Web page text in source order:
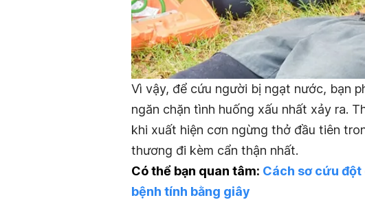
Vì vậy, để cứu người bị ngạt nước, bạn
ngăn chặn tình huống xấu nhất xảy ra.
khi xuất hiện cơn ngừng thở đầu tiên
thương đi kèm cẩn thận nhất.
Có thể bạn quan tâm: Cách sơ cứu
bệnh tính bằng giây